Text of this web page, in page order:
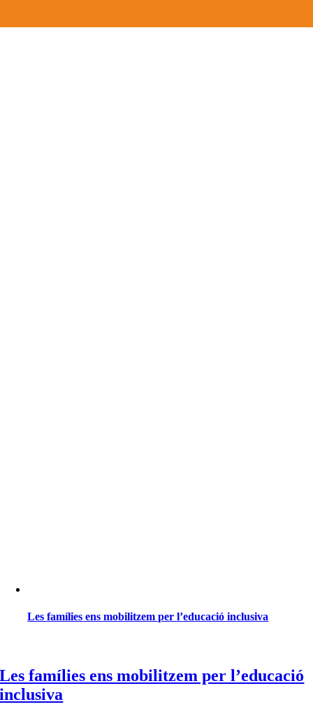
Les famílies ens mobilitzem per l’educació inclusiva
Les famílies ens mobilitzem per l’educació
inclusiva